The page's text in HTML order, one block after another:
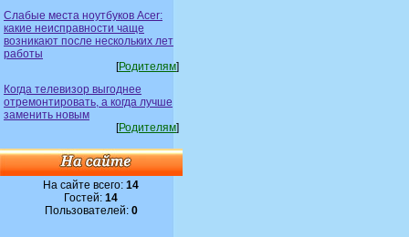
Слабые места ноутбуков Acer:
какие неисправности чаще
возникают после нескольких лет
работы
[Родителям]
Когда телевизор выгоднее
отремонтировать, а когда лучше
заменить новым
[Родителям]
На сайте всего:14
Гостей:14
Пользователей: 0